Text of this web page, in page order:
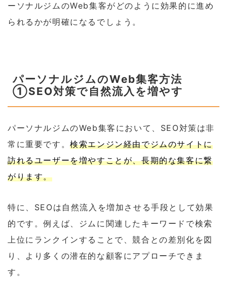
ーソナルジムのWeb集客がどのように効果的に進め
られるかが明確になるでしょう。
パーソナルジムのWeb集客方法
①SEO対策で自然流入を増やす
パーソナルジムのWeb集客において、SEO対策は非
常に重要です。検索エンジン経由でジムのサイトに
訪れるユーザーを増やすことが、長期的な集客に繋
がります。
特に、SEOは自然流入を増加させる手段として効果
的です。例えば、ジムに関連したキーワードで検索
上位にランクインすることで、競合との差別化を図
り、より多くの潜在的な顧客にアプローチできま
す。